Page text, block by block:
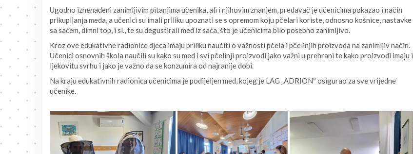
Ugodno iznenađeni zanimljivim pitanjima učenika, ali i njihovim znanjem, predavač je učenicima pokazao i način
prikupljanja meda, a učenici su imali priliku upoznati se s opremom koju pčelari koriste, odnosno košnice, nastavke
sa saćem, dimni top, i sl., te su degustirali med iz saća, što je učenicima bilo posebno zanimljivo.
Kroz ove edukativne radionice djeca imaju priliku naučiti o važnosti pčela i pčelinjih proizvoda na zanimljiv način.
Učenici osnovnih škola naučili su kako su med i svi pčelinji proizvodi jako važni u prehrani te kako proizvodi imaju i
ljekovitu svrhu i jako je važno da se konzumira od najranije dobi.
Na kraju edukativnih radionica učenicima je podijeljen med, kojeg je LAG „ADRION“ osigurao za sve vrijedne
učenike.